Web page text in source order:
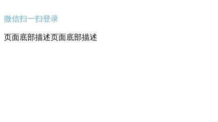
微信扫一扫登录
页面底部描述页面底部描述